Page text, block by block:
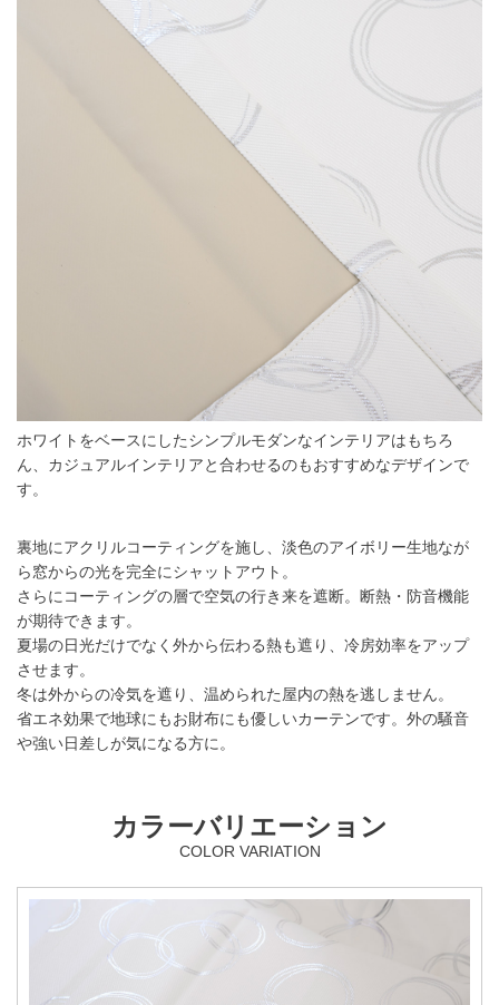
ホワイトをベースにしたシンプルモダンなインテリアはもちろ
ん、カジュアルインテリアと合わせるのもおすすめなデザインで
す。
裏地にアクリルコーティングを施し、淡色のアイボリー生地なが
ら窓からの光を完全にシャットアウト。
さらにコーティングの層で空気の行き来を遮断。断熱・防音機能
が期待できます。
夏場の日光だけでなく外から伝わる熱も遮り、冷房効率をアップ
させます。
冬は外からの冷気を遮り、温められた屋内の熱を逃しません。
省エネ効果で地球にもお財布にも優しいカーテンです。外の騒音
や強い日差しが気になる方に。
カラーバリエーション
COLOR VARIATION